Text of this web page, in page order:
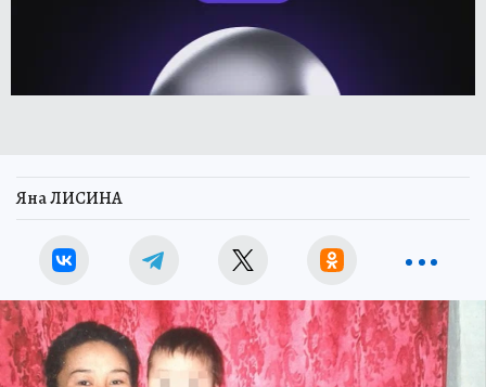
Яна ЛИСИНА